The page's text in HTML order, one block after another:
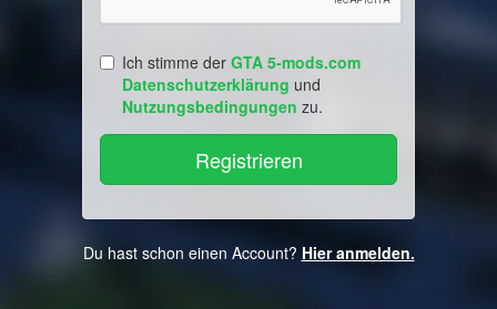
Ich stimme der GTA 5-mods.com
Datenschutzerklärung und
Nutzungsbedingungen zu.
Du hast schon einen Account? Hier anmelden.